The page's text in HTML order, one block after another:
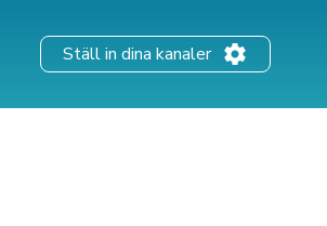
Ställ in dina kanaler